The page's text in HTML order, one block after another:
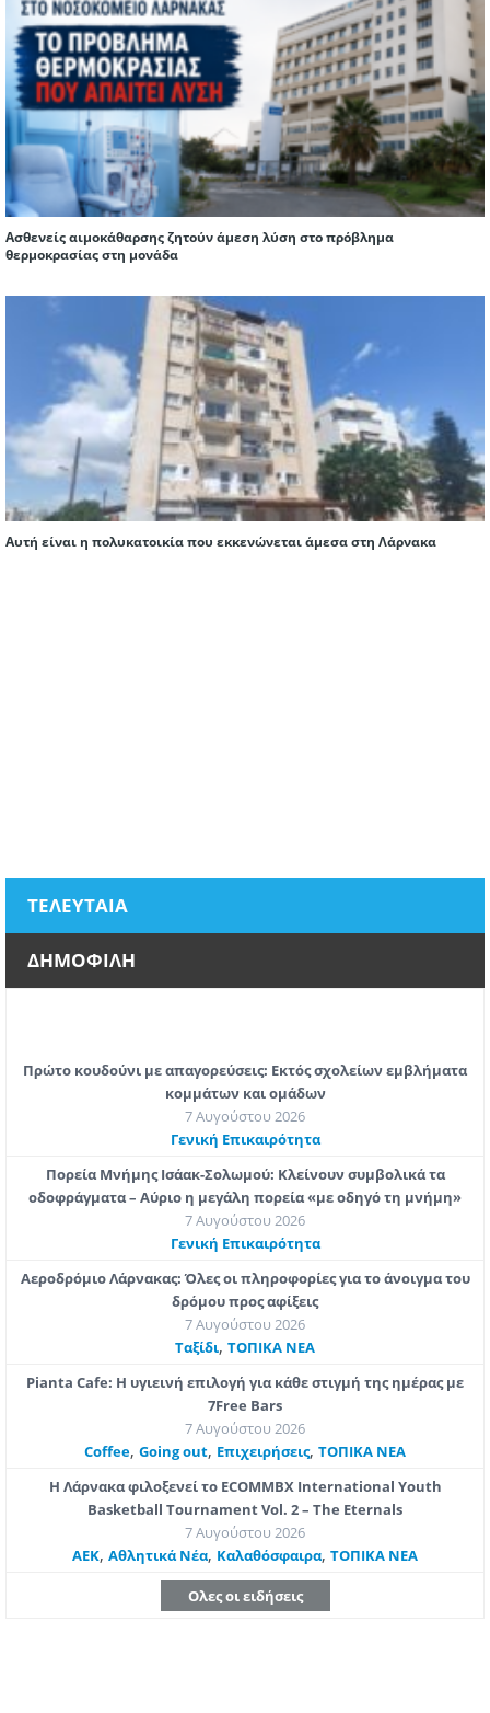
Ασθενείς αιμοκάθαρσης ζητούν άμεση λύση στο πρόβλημα
θερμοκρασίας στη μονάδα
Αυτή είναι η πολυκατοικία που εκκενώνεται άμεσα στη Λάρνακα
ΤΕΛΕΥΤΑΙΑ
ΔΗΜΟΦΙΛΗ
Πρώτο κουδούνι με απαγορεύσεις: Εκτός σχολείων εμβλήματα
κομμάτων και ομάδων
7 Αυγούστου 2026
Γενική Επικαιρότητα
Πορεία Μνήμης Ισάακ-Σολωμού: Κλείνουν συμβολικά τα
οδοφράγματα – Αύριο η μεγάλη πορεία «με οδηγό τη μνήμη»
7 Αυγούστου 2026
Γενική Επικαιρότητα
Αεροδρόμιο Λάρνακας: Όλες οι πληροφορίες για το άνοιγμα του
δρόμου προς αφίξεις
7 Αυγούστου 2026
Ταξίδι, ΤΟΠΙΚΑ ΝΕΑ
Pianta Cafe: Η υγιεινή επιλογή για κάθε στιγμή της ημέρας με
7Free Bars
7 Αυγούστου 2026
Coffee, Going out, Επιχειρήσεις, ΤΟΠΙΚΑ ΝΕΑ
Η Λάρνακα φιλοξενεί το ECOMMBX International Youth
Basketball Tournament Vol. 2 – The Eternals
7 Αυγούστου 2026
ΑΕΚ, Αθλητικά Νέα, Καλαθόσφαιρα, ΤΟΠΙΚΑ ΝΕΑ
Ολες οι ειδήσεις